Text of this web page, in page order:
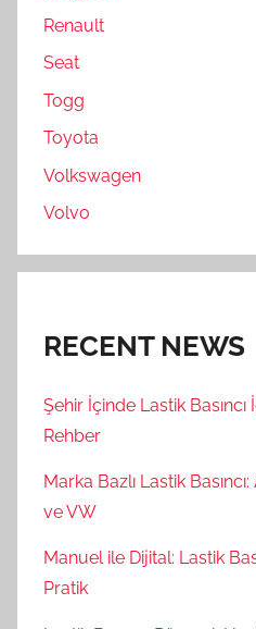
Renault
Seat
Togg
Toyota
Volkswagen
Volvo
RECENT NEWS
Şehir İçinde Lastik Basıncı
Rehber
Marka Bazlı Lastik
ve VW
Manuel ile Dijital: Lastik
Pratik